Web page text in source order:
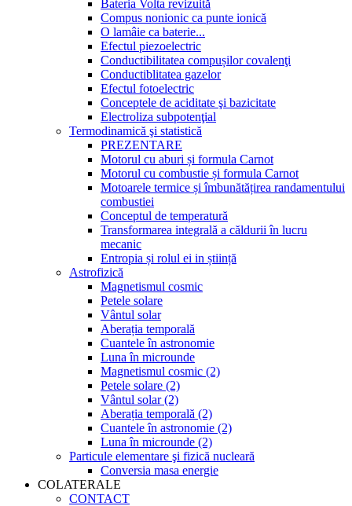
Bateria Volta revizuită
Compus nonionic ca punte ionică
O lamâie ca baterie...
Efectul piezoelectric
Conductibilitatea compușilor covalenţi
Conductiblitatea gazelor
Efectul fotoelectric
Conceptele de aciditate şi bazicitate
Electroliza subpotenţial
Termodinamică şi statistică
PREZENTARE
Motorul cu aburi și formula Carnot
Motorul cu combustie și formula Carnot
Motoarele termice și îmbunătățirea randamentului
combustiei
Conceptul de temperatură
Transformarea integrală a căldurii în lucru
mecanic
Entropia și rolul ei in știință
Astrofizică
Magnetismul cosmic
Petele solare
Vântul solar
Aberația temporală
Cuantele în astronomie
Luna în microunde
Magnetismul cosmic (2)
Petele solare (2)
Vântul solar (2)
Aberația temporală (2)
Cuantele în astronomie (2)
Luna în microunde (2)
Particule elementare şi fizică nucleară
Conversia masa energie
COLATERALE
CONTACT